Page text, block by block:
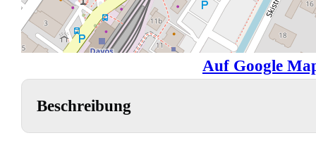
Auf Google
Beschreibung